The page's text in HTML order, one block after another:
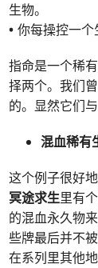
生物。
•你每操控一个
指命是一个稀
择两个。我们
的。显然它们
混血稀有
这个例子很好
冥途求生里有
的混血永久物
些牌最后并不
在系列里其他